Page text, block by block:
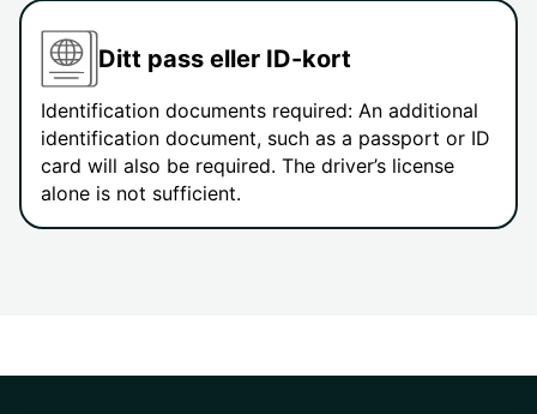
Ditt pass eller ID-kort
Identification documents required: An additional
identification document, such as a passport or ID
card will also be required. The driver’s license
alone is not sufficient.